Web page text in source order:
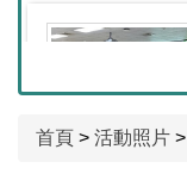
首頁 > 活動照片 >